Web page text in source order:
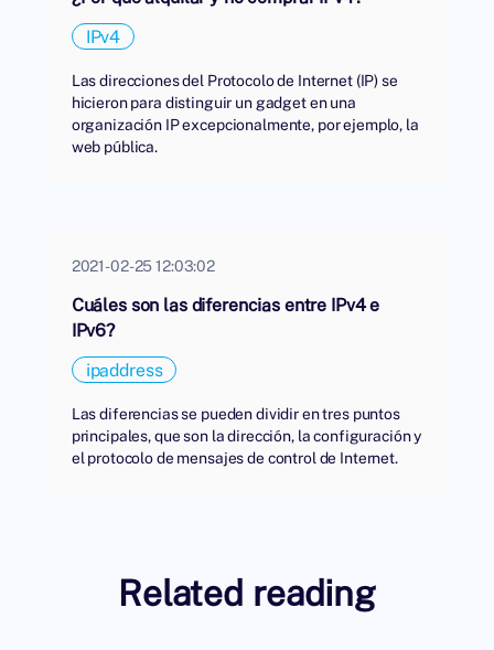
IPv4
Las direcciones del Protocolo de Internet (IP) se
hicieron para distinguir un gadget en una
organización IP excepcionalmente, por ejemplo, la
web pública.
2021-02-25 12:03:02
Cuáles son las diferencias entre IPv4 e
IPv6?
ipaddress
Las diferencias se pueden dividir en tres puntos
principales, que son la dirección, la configuración y
el protocolo de mensajes de control de Internet.
Related reading